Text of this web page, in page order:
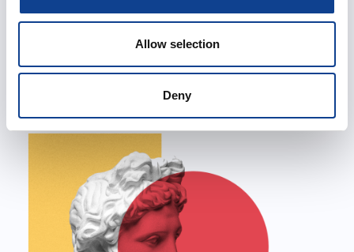
Allow selection
Deny
conoscenze e competenze per la cura e gestione
del patrimonio culturale.